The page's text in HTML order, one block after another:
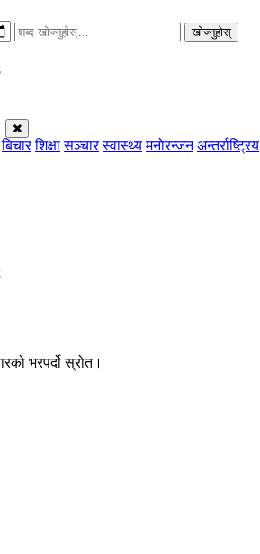
खोज्नुहोस्
बिचार शिक्षा सञ्चार स्वास्थ्य मनोरन्जन अन्तर्राष्ट्रिय
भरपर्दो स्रोत।